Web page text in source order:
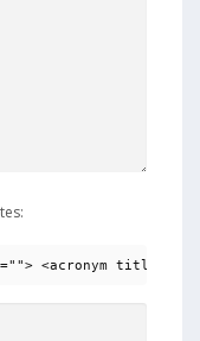
<acronym title="">